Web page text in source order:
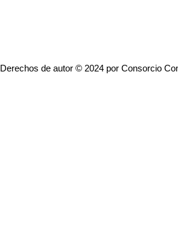
Derechos de autor © 2024 por Consorcio